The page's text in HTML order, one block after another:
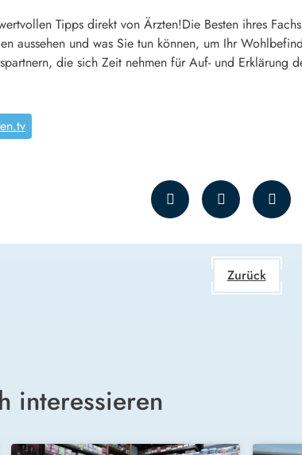
Tipps direkt von Ärzten!Die Besten ihres
aussehen und was Sie tun können, um Ihr
die sich Zeit nehmen für Auf- und Erklärung
Zurück
interessieren